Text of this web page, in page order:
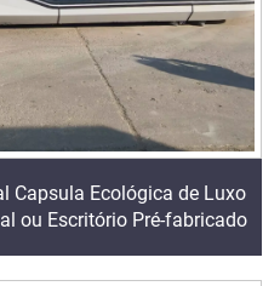
Capsula Ecológica de Luxo
ou Escritório Pré-fabricado